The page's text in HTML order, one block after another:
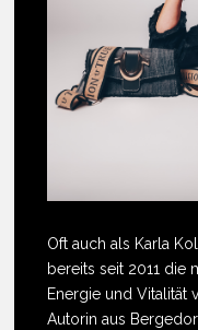
Oft auch als Karla
bereits seit 2011 die
Energie und Vitalität
Autorin aus